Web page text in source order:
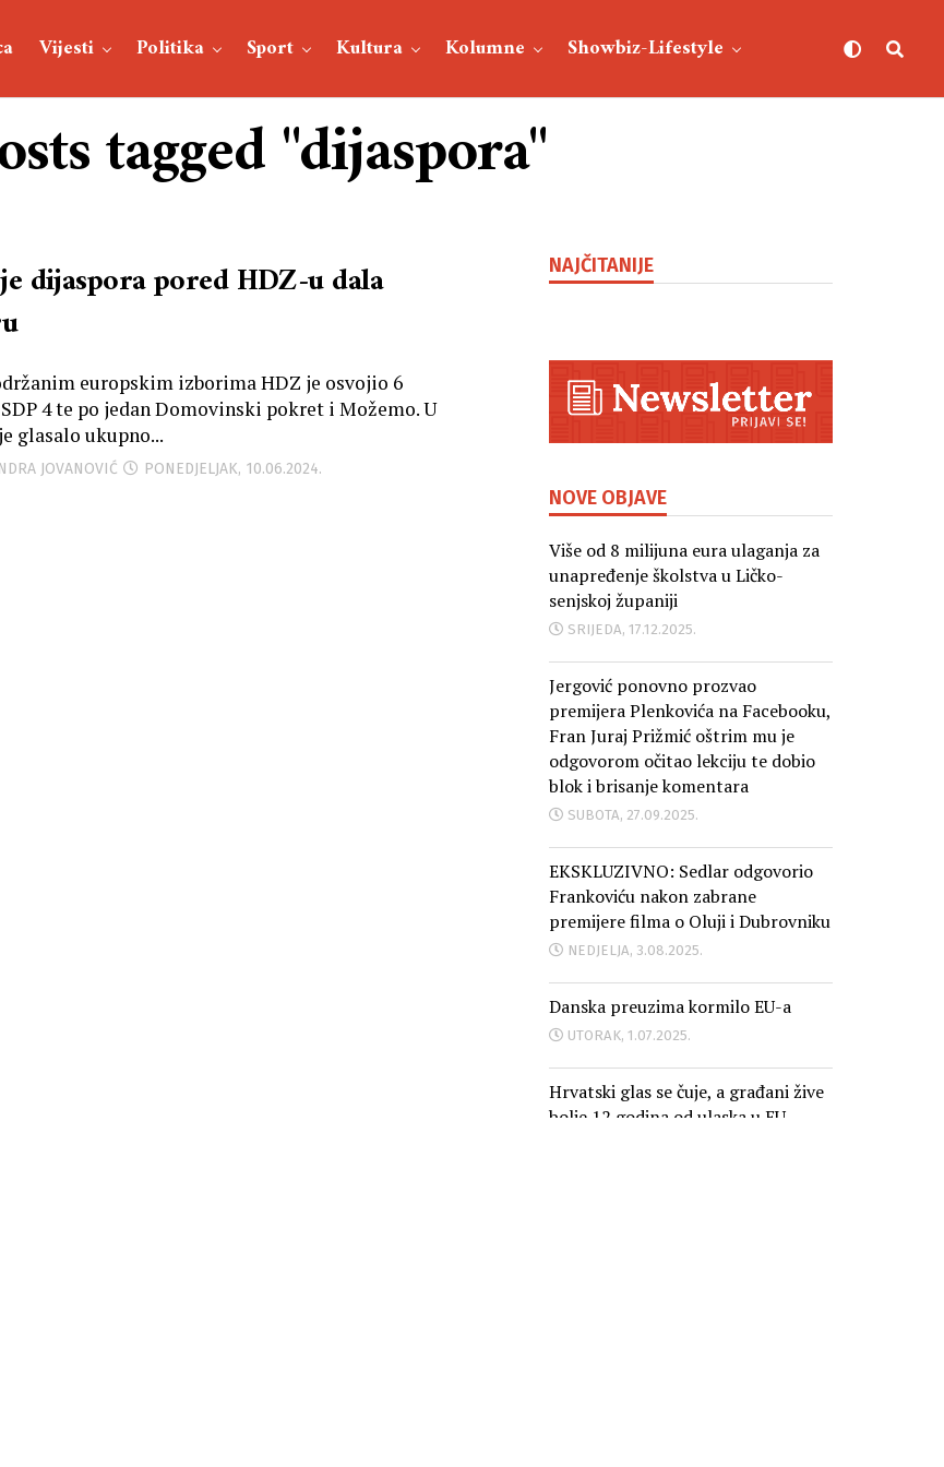
Vijesti Politika Sport Kultura Kolumne Showbiz-Lifestyle
tagged "dijaspora"
dijaspora pored HDZ-u dala
europskim izborima HDZ je osvojio 6
4 te po jedan Domovinski pokret i Možemo. U
glasalo ukupno...
JOVANOVIĆ PONEDJELJAK, 10.06.2024.
NAJČITANIJE
NOVE OBJAVE
Više od 8 milijuna eura ulaganja za
unapređenje školstva u Ličko-
senjskoj županiji
SRIJEDA, 17.12.2025.
Jergović ponovno prozvao
premijera Plenkovića na Facebooku,
Fran Juraj Prižmić oštrim mu je
odgovorom očitao lekciju te dobio
blok i brisanje komentara
SUBOTA, 27.09.2025.
EKSKLUZIVNO: Sedlar odgovorio
Frankoviću nakon zabrane
premijere filma o Oluji i Dubrovniku
NEDJELJA, 3.08.2025.
Danska preuzima kormilo EU-a
UTORAK, 1.07.2025.
Hrvatski glas se čuje, a građani žive
bolje 12 godina od ulaska u EU